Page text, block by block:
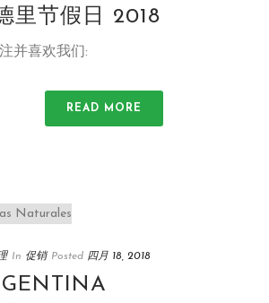
里节假日 2018
并喜欢我们:
READ MORE
In 促销 Posted 四月 18, 2018